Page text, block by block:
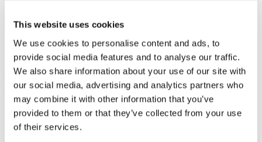
This website uses cookies
We use cookies to personalise content and ads, to
provide social media features and to analyse our traffic.
We also share information about your use of our site with
our social media, advertising and analytics partners who
may combine it with other information that you’ve
provided to them or that they’ve collected from your use
of their services.
caratteristiche di massima specializzazione, ha richiesto un impegno
dall’attività della nostra Fondazione per la ricerca scientifica termale
(www.forst.it), riconosciuta dagli ambienti scientifici internazionali,
sia sul costante miglioramento delle modalità operative di
erogazione del servizio. In quest’ottica auspichiamo la piena
attuazione della legge 323/2000 che prevede la figura dell’operatore
termale a supporto di prestazioni termali di qualità.
* E’richiesto anche un maggiore impegno degli enti locali al fine di
garantire quella riqualificazione ambientale e territoriale in quanto -
ritengo che - gli ammodernamenti , le innovazioni tecnologiche ed